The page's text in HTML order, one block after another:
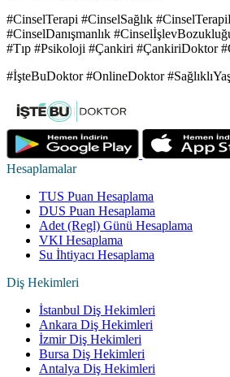
#CinselTerapi #CinselSağlık
#CinselDanışmanlık
#Tıp #Psikoloji #Çankiri #ÇankiriDoktor
#İşteBuDoktor #OnlineDoktor
Hesaplamalar
TUS Puan Hesaplama
DUS Puan Hesaplama
Adet (Regl) Günü Hesaplama
VKI Hesaplama
Su İhtiyacı Hesaplama
Diş Hekimleri
İstanbul Diş Hekimleri
Ankara Diş Hekimleri
İzmir Diş Hekimleri
Bursa Diş Hekimleri
Antalya Diş Hekimleri